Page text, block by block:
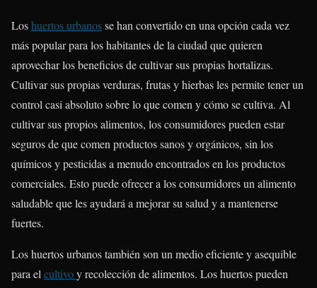
Loshuertos urbanosse han convertido en una opción cada vez
más popular para los habitantes de la ciudad que quieren
aprovechar los beneficios de cultivar sus propias hortalizas.
Cultivar sus propias verduras, frutas y hierbas les permite tener un
control casi absoluto sobre lo que comen y cómo se cultiva. Al
cultivar sus propios alimentos, los consumidores pueden estar
seguros de que comen productos sanos y orgánicos, sin los
químicos y pesticidas a menudo encontrados en los productos
comerciales. Esto puede ofrecer a los consumidores un alimento
saludable que les ayudará a mejorar su salud y a mantenerse
fuertes.
Los huertos urbanos también son un medio eficiente y asequible
para el cultivoy recolección de alimentos. Los huertos pueden